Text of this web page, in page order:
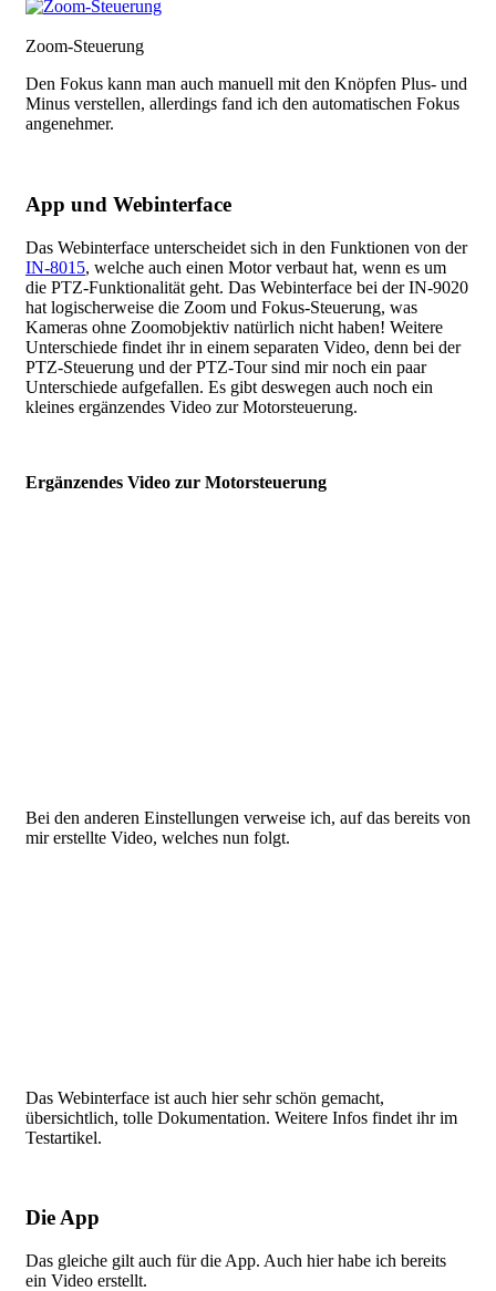
Zoom-Steuerung
Den Fokus kann man auch manuell mit den Knöpfen Plus- und
Minus verstellen, allerdings fand ich den automatischen Fokus
angenehmer.
App und Webinterface
Das Webinterface unterscheidet sich in den Funktionen von der
IN-8015, welche auch einen Motor verbaut hat, wenn es um
die PTZ-Funktionalität geht. Das Webinterface bei der IN-9020
hat logischerweise die Zoom und Fokus-Steuerung, was
Kameras ohne Zoomobjektiv natürlich nicht haben! Weitere
Unterschiede findet ihr in einem separaten Video, denn bei der
PTZ-Steuerung und der PTZ-Tour sind mir noch ein paar
Unterschiede aufgefallen. Es gibt deswegen auch noch ein
kleines ergänzendes Video zur Motorsteuerung.
Ergänzendes Video zur Motorsteuerung
Bei den anderen Einstellungen verweise ich, auf das bereits von
mir erstellte Video, welches nun folgt.
Das Webinterface ist auch hier sehr schön gemacht,
übersichtlich, tolle Dokumentation. Weitere Infos findet ihr im
Testartikel.
Die App
Das gleiche gilt auch für die App. Auch hier habe ich bereits
ein Video erstellt.